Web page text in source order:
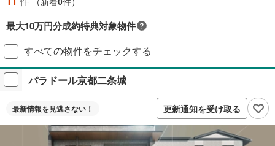
最大10万円分成約特典対象物件
対象の新築マンションご成約で最大10万円相当のPayPayポイント※もら
える！毎月先着2,000名様（成約報告順）ご成約後に契約書アップロード
＋アンケート回答が必要です。
プレゼントの詳細を見る
すべての物件をチェックする
パラドール京都二条城
最新情報を見逃さない！ 更新通知を受け取る